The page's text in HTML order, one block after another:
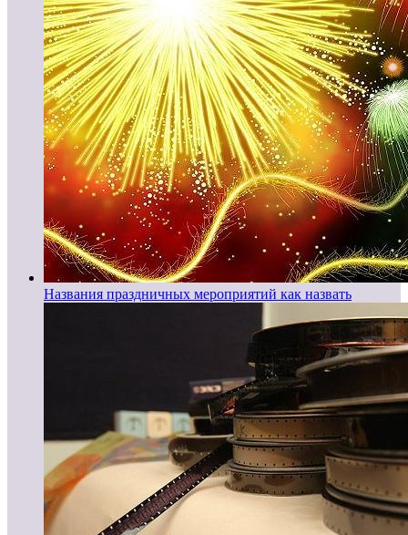
Названия праздничных мероприятий как назвать